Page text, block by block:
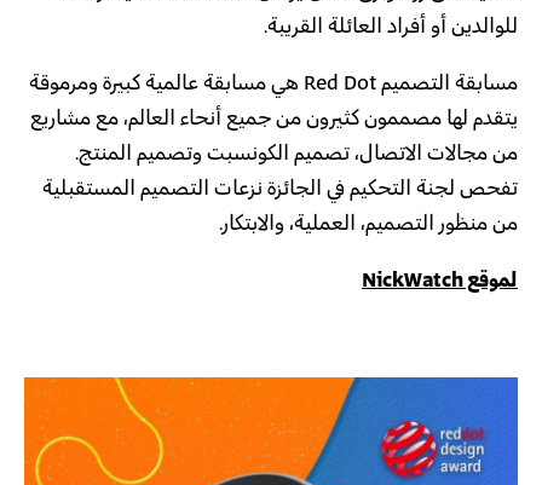
للوالدين أو أفراد العائلة القريبة.
مسابقة التصميم Red Dot هي مسابقة عالمية كبيرة ومرموقة
يتقدم لها مصممون كثيرون من جميع أنحاء العالم، مع مشاريع
من مجالات الاتصال، تصميم الكونسبت وتصميم المنتج.
تفحص لجنة التحكيم في الجائزة نزعات التصميم المستقبلية
من منظور التصميم، العملية، والابتكار.
لموقع NickWatch